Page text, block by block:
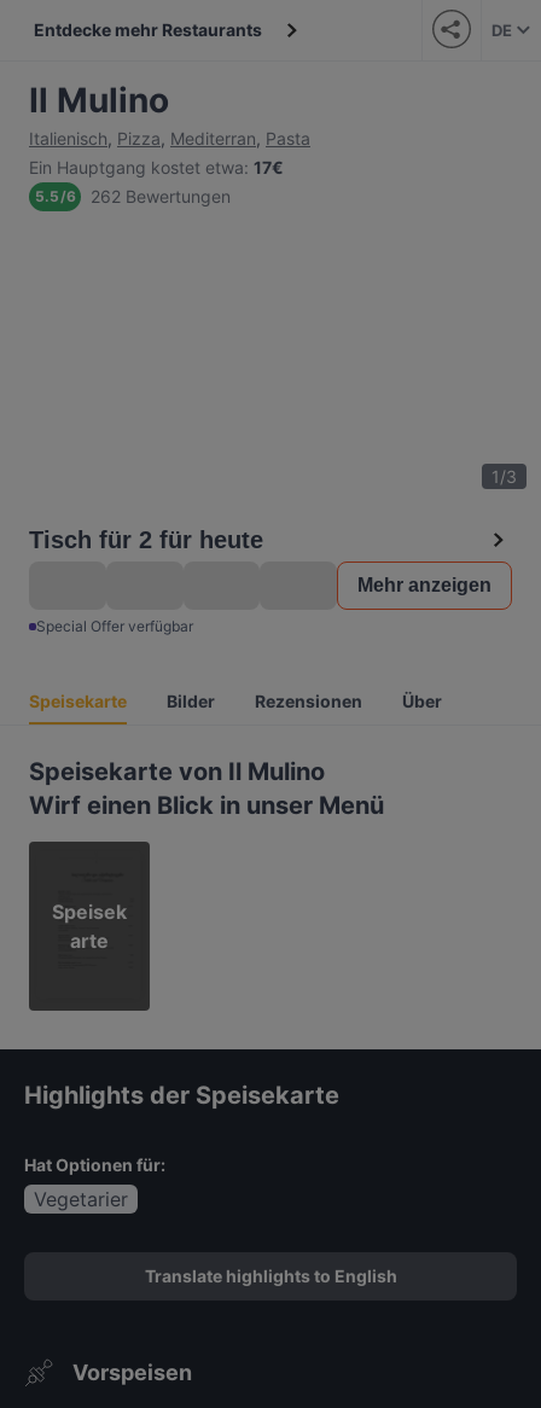
Entdecke mehr Restaurants DE
Il Mulino
Italienisch, Pizza, Mediterran, Pasta
Ein Hauptgang kostet etwa: 17€
5.5/6 262 Bewertungen
1/3
Tisch für 2 für heute
Mehr anzeigen
Special Offer verfügbar
Speisekarte Bilder Rezensionen Über
Speisekarte von Il Mulino
Wirf einen Blick in unser Menü
Speisek
arte
Highlights der Speisekarte
Hat Optionen für:
Vegetarier
Translate highlights to English
Vorspeisen